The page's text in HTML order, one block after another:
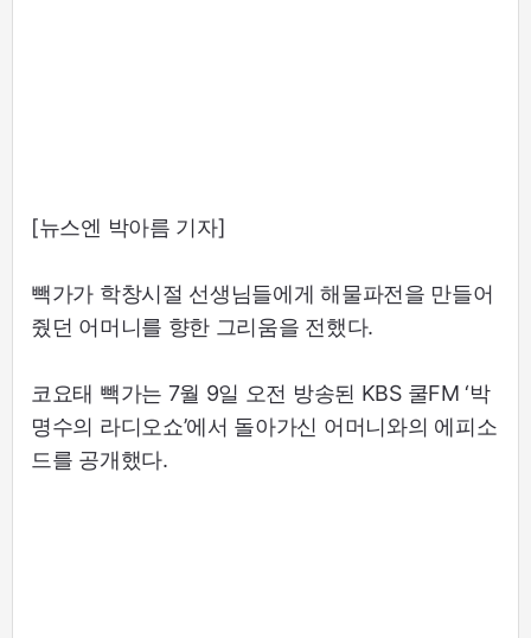
[뉴스엔 박아름 기자]
빽가가 학창시절 선생님들에게 해물파전을 만들어
줬던 어머니를 향한 그리움을 전했다.
코요태 빽가는 7월 9일 오전 방송된 KBS 쿨FM ‘박
명수의 라디오쇼’에서 돌아가신 어머니와의 에피소
드를 공개했다.